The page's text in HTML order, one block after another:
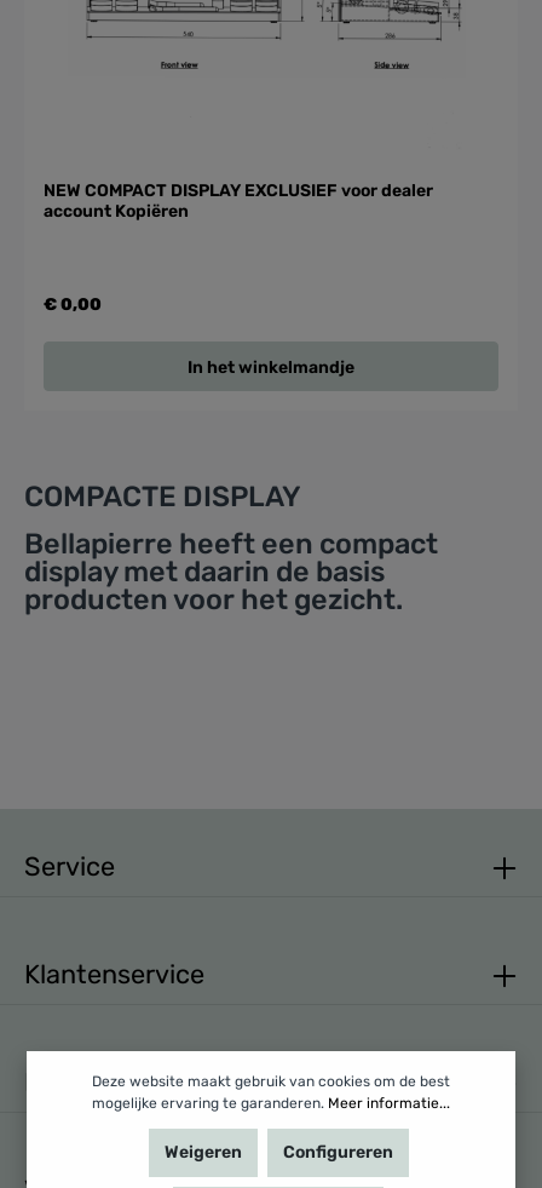
NEW COMPACT DISPLAY EXCLUSIEF voor dealer
account Kopiëren
€ 0,00
In het winkelmandje
COMPACTE DISPLAY
Bellapierre heeft een compact
display met daarin de basis
producten voor het gezicht.
Service
Klantenservice
Mijn account
Deze website maakt gebruik van cookies om de best
mogelijke ervaring te garanderen. Meer informatie...
Weigeren Configureren